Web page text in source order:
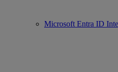
Microsoft Entra ID